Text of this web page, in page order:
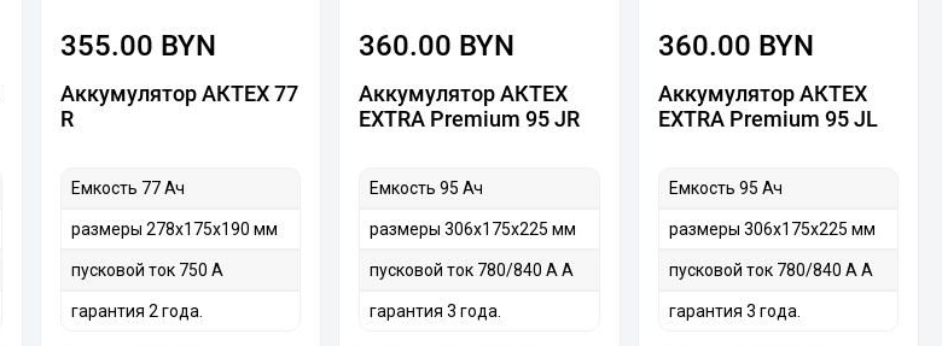
355.00 BYN
Аккумулятор АКТЕХ 77
R
Емкость 77 Ач
размеры 278х175х190 мм
пусковой ток 750 А
гарантия 2 года.
360.00 BYN
Аккумулятор АКТЕХ
EXTRA Premium 95 JR
Емкость 95 Ач
размеры 306х175х225 мм
пусковой ток 780/840 А А
гарантия 3 года.
360.00 BYN
Аккумулятор АКТЕХ
EXTRA Premium 95 JL
Емкость 95 Ач
размеры 306х175х225 мм
пусковой ток 780/840 А А
гарантия 3 года.